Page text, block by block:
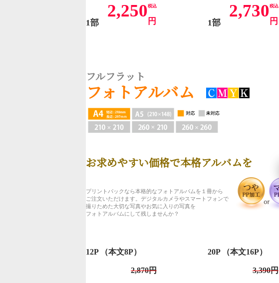
1部
2,250税込
円 1部
2,730税込
円
フルフラット
フォトアルバム
お求めやすい価格で本格アルバムを
プリントパックなら本格的なフォトアルバムを１冊から
ご注文いただけます。デジタルカメラやスマートフォンで
撮りためた大切な写真やお気に入りの写真を
フォトアルバムにして残しませんか？
12P （本文8P）
2,870円
20P （本文16P）
3,390円